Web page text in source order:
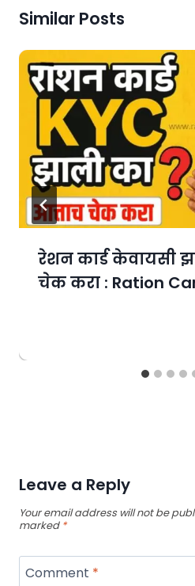
Similar Posts
रेशन कार्ड केवायसी
चेक करा : Ration
Leave a Reply
Your email address will not be
marked *
Comment *